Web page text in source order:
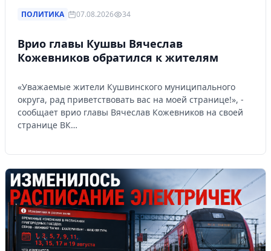
ПОЛИТИКА 07.08.2026 34
Врио главы Кушвы Вячеслав
Кожевников обратился к жителям
«Уважаемые жители Кушвинского муниципального
округа, рад приветствовать вас на моей странице!», -
сообщает врио главы Вячеслав Кожевников на своей
странице ВК…